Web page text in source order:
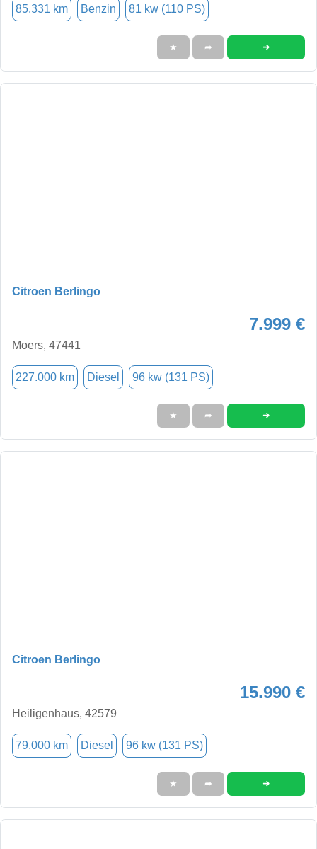
85.331 km Benzin 81 kw (110 PS)
★ ➦ ➜
Citroen Berlingo
7.999 €
Moers, 47441
227.000 km Diesel 96 kw (131 PS)
★ ➦ ➜
Citroen Berlingo
15.990 €
Heiligenhaus, 42579
79.000 km Diesel 96 kw (131 PS)
★ ➦ ➜